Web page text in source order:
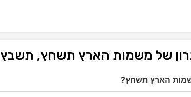
של משמות הארץ תשחץ, תשבץ
הארץ תשחץ?